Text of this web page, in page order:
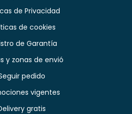
de Privacidad
de cookies
de Garantía
y zonas de envió
pedido
vigentes
gratis